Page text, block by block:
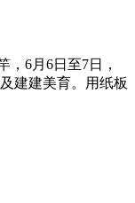
，6月6日至7日，
建建美育。用纸板